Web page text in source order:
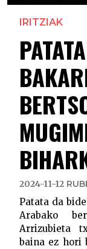
IRITZIAK
2024-11-12
Patata da
Arabako
Arrizubieta
baina ez hori